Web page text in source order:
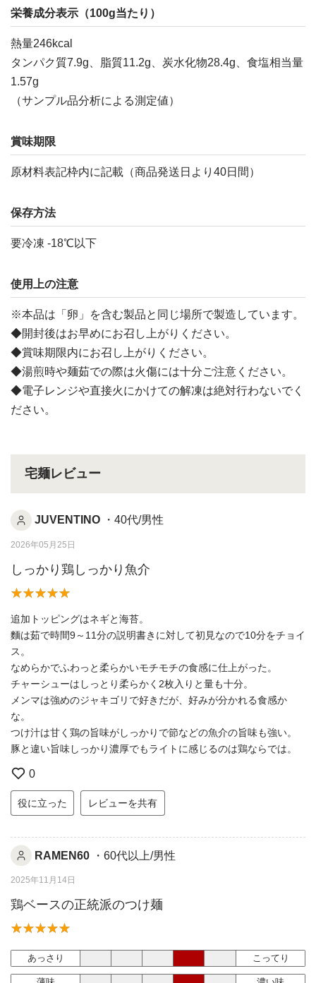
栄養成分表示（100g当たり）
熱量246kcal
タンパク質7.9g、脂質11.2g、炭水化物28.4g、食塩相当量
1.57g
（サンプル品分析による測定値）
賞味期限
原材料表記枠内に記載（商品発送日より40日間）
保存方法
要冷凍 -18℃以下
使用上の注意
※本品は「卵」を含む製品と同じ場所で製造しています。
◆開封後はお早めにお召し上がりください。
◆賞味期限内にお召し上がりください。
◆湯煎時や麺茹での際は火傷には十分ご注意ください。
◆電子レンジや直接火にかけての解凍は絶対行わないでく
ださい。
宅麺レビュー
JUVENTINO ・40代/男性
2026年05月25日
しっかり鶏しっかり魚介
追加トッピングはネギと海苔。
麵は茹で時間9～11分の説明書きに対して初見なので10分をチョイ
ス。
なめらかでふわっと柔らかいモチモチの食感に仕上がった。
チャーシューはしっとり柔らかく2枚入りと量も十分。
メンマは強めのジャキゴリで好きだが、好みが分かれる食感か
な。
つけ汁は甘く鶏の旨味がしっかりで節などの魚介の旨味も強い。
豚と違い旨味しっかり濃厚でもライトに感じるのは鶏ならでは。
0
役に立った レビューを共有
RAMEN60 ・60代以上/男性
2025年11月14日
鶏ベースの正統派のつけ麺
あっさり こってり